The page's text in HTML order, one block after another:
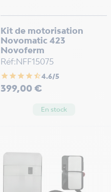
Kit de motorisation
Novomatic 423
Novoferm
Réf:NFF15075
star star star star star_half4.6/5
Prix
399,00 €
En stock